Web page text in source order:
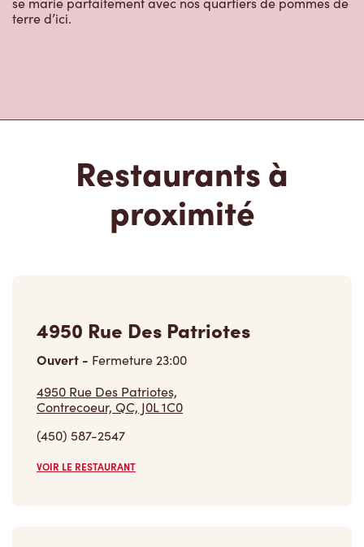
terre d’ici.
Restaurants à
proximité
4950 Rue Des Patriotes
Ouvert - Fermeture23:00
4950 Rue Des Patriotes,
Contrecoeur, QC, J0L 1C0
(450) 587-2547
VOIR LE RESTAURANT